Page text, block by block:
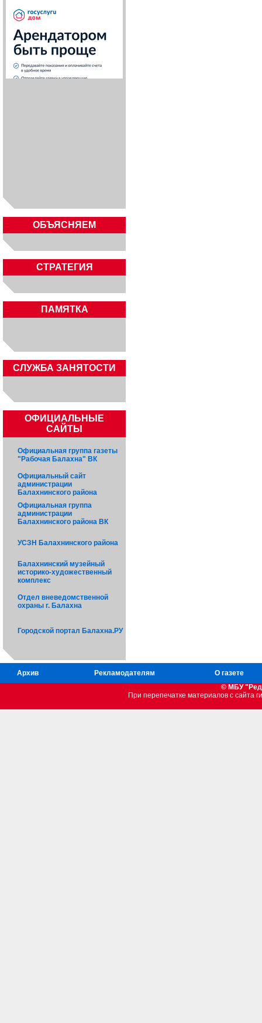
ОБЪЯСНЯЕМ
СТРАТЕГИЯ
ПАМЯТКА
CЛУЖБА ЗАНЯТОСТИ
ОФИЦИАЛЬНЫЕ
САЙТЫ
Официальная группа газеты
"Рабочая Балахна" ВК
Официальный сайт
администрации
Балахнинского района
Официальная группа
администрации
Балахнинского района ВК
УСЗН Балахнинского района
Балахнинский музейный
историко-художественный
комплекс
Отдел вневедомственной
охраны г. Балахна
Городской портал Балахна.РУ
Архив Рекламодателям
О газете
© МБУ
При перепечатке материалов c сайта